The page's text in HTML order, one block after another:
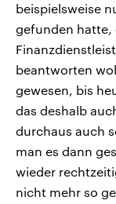
beispielsweise
gefunden hatte,
beantworten
gewesen, bis
das deshalb
durchaus auch
man es dann
wieder
nicht mehr so